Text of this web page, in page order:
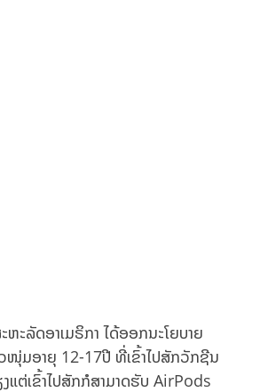
ະລັດອາເມຣິກາ ໄດ້ອອກນະໂຍບາຍ
ໜຸ່ມອາຍຸ 12-17ປີ ທີ່ເຂົ້າໄປສັກວັກຊີນ
ແຕ່ເຂົ້າໄປສັກກໍສາມາດຮັບ AirPods